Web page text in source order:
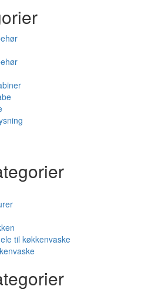
til køkkenvaske